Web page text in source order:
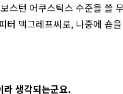
스턴 어쿠스틱스 수준을 쓸
터 맥그레프씨로, 나중에 숍
라 생각되는군요.